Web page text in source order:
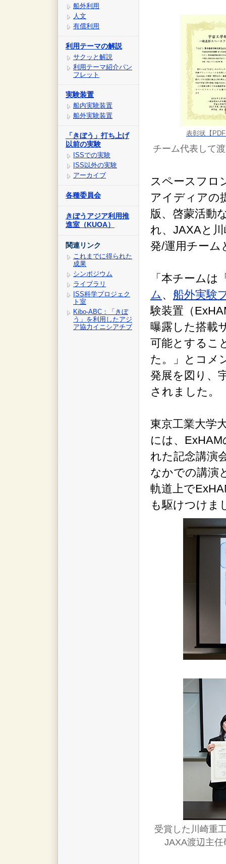
船外利用
人文
有償利用
利用テーマの解説
サクッと解説
利用テーマ紹介パン
フレット
実験装置
船内実験装置
船外実験装置
「きぼう」打ち上げ
以前の実験
ISSでの実験
ISS以外の実験
アーカイブ
各種委員会
きぼうアジア利用推
進室（KUOA）
関連リンク
これまでに得られた
成果
シンポジウム
ライブラリ
ISS科学プロジェク
ト室
Kibo-ABC：「きぼ
う」を利用したアジ
ア協力イニシアチブ
表彰状【
チーム代表して
スペースフロ
アイディアの
版、啓蒙活動
れ、JAXAと
発/運用チーム
「本チームは
ム、 船外実験
験装置（
曝露した搭載
可能とするこ
た。」とコメ
発展を図り、
されました。
東京工業大学
には、
れた記念講演
なかでの講演
軌道上で
も駆けつけま
受賞した川崎重
JAXA渡辺主